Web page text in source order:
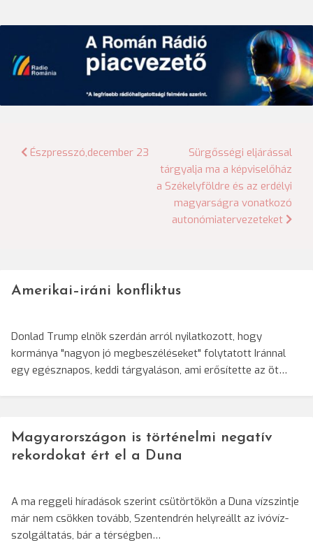
Bejegyzés
Észpresszó,december 23
Sürgősségi eljárással
tárgyalja ma a képviselőház
a Székelyföldre és az erdélyi
magyarságra vonatkozó
autonómiatervezeteket
Amerikai–iráni konfliktus
Donlad Trump elnök szerdán arról nyilatkozott, hogy
kormánya "nagyon jó megbeszéléseket" folytatott Iránnal
egy egésznapos, keddi tárgyaláson, ami erősítette az öt…
Magyarországon is történelmi negatív
rekordokat ért el a Duna
A ma reggeli híradások szerint csütörtökön a Duna vízszintje
már nem csökken tovább, Szentendrén helyreállt az ivóvíz-
szolgáltatás, bár a térségben…